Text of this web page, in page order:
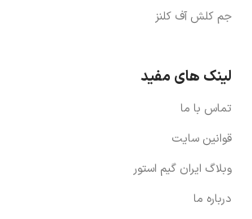
جم کلش آف کلنز
لینک های مفید
تماس با ما
قوانین سایت
وبلاگ ایران گیم استور
درباره ما